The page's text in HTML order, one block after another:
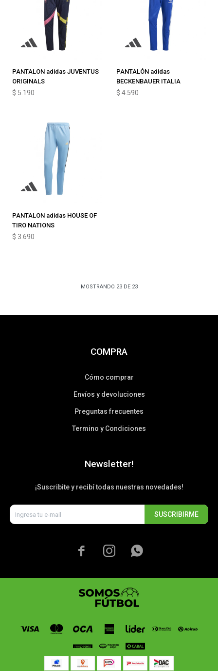
PANTALON adidas JUVENTUS
ORIGINALS
$ 5.190
PANTALÓN adidas
BECKENBAUER ITALIA
$ 4.590
PANTALON adidas HOUSE OF
TIRO NATIONS
$ 3.690
MOSTRANDO 23DE 23
COMPRA
Cómo comprar
Envíos y devoluciones
Preguntas frecuentes
Termino y Condiciones
Newsletter!
¡Suscribite y recibí todas nuestras novedades!
SUSCRIBIRME
  